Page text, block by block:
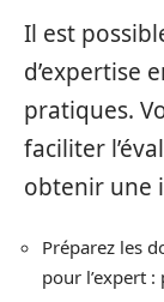
Il est
d’expertise
pratiques.
faciliter
obtenir une
Préparez les
pour l’expert